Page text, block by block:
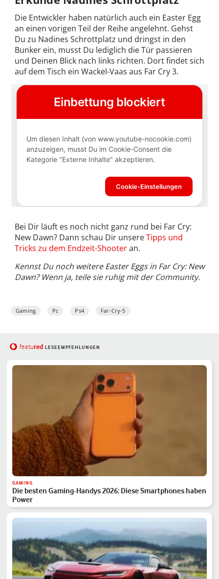
Die Entwickler haben natürlich auch ein Easter Egg
an einen vorigen Teil der Reihe angelehnt. Gehst
Du zu Nadines Schrottplatz und dringst in den
Bunker ein, musst Du lediglich die Tür passieren
und Deinen Blick nach links richten. Dort findet sich
auf dem Tisch ein Wackel-Vaas aus Far Cry 3.
Bei Dir läuft es noch nicht ganz rund bei Far Cry:
New Dawn? Dann schau Dir unsereTipps und
Tricks zu dem Endzeit-Shooteran.
Kennst Du noch weitere Easter Eggs in Far Cry: New
Dawn? Wenn ja, teile sie ruhig mit der Community.
Gaming Pc Ps4 Far-Cry-5
featured LESEEMPFEHLUNGEN
GAMING
Die besten Gaming-Handys 2026: Diese Smartphones haben
Power